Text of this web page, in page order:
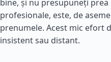
bine, și nu presupuneți
profesionale, este, de
prenumele. Acest mic efort
insistent sau distant.